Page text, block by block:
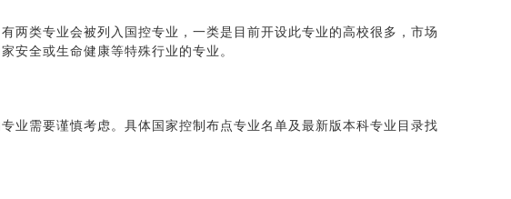
两类专业会被列入国控专业，一类是目前开设此专业的高校很多，市场
安全或生命健康等特殊行业的专业。
业需要谨慎考虑。具体国家控制布点专业名单及最新版本科专业目录找